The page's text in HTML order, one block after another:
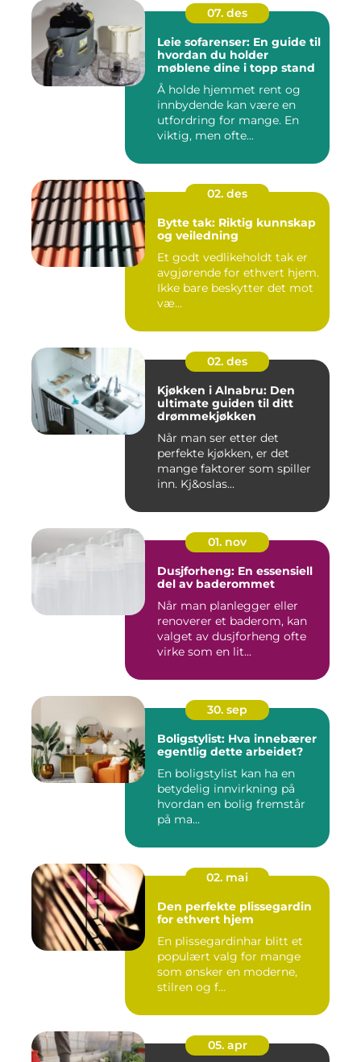
07. des
Leie sofarenser: En guide til
hvordan du holder
møblene dine i topp stand
Å holde hjemmet rent og
innbydende kan være en
utfordring for mange. En
viktig, men ofte...
02. des
Bytte tak: Riktig kunnskap
og veiledning
Et godt vedlikeholdt tak er
avgjørende for ethvert hjem.
Ikke bare beskytter det mot
væ...
02. des
Kjøkken i Alnabru: Den
ultimate guiden til ditt
drømmekjøkken
Når man ser etter det
perfekte kjøkken, er det
mange faktorer som spiller
inn. Kj&oslas...
01. nov
Dusjforheng: En essensiell
del av baderommet
Når man planlegger eller
renoverer et baderom, kan
valget av dusjforheng ofte
virke som en lit...
30. sep
Boligstylist: Hva innebærer
egentlig dette arbeidet?
En boligstylist kan ha en
betydelig innvirkning på
hvordan en bolig fremstår
på ma...
02. mai
Den perfekte plissegardin
for ethvert hjem
En plissegardinhar blitt et
populært valg for mange
som ønsker en moderne,
stilren og f...
05. apr